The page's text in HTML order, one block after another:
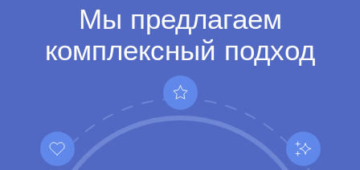
Наши врачи регулярно повышают
квалификацию, осваивают современные
методики лечения и используют только
проверенные технологии
Используем современное оборудование и